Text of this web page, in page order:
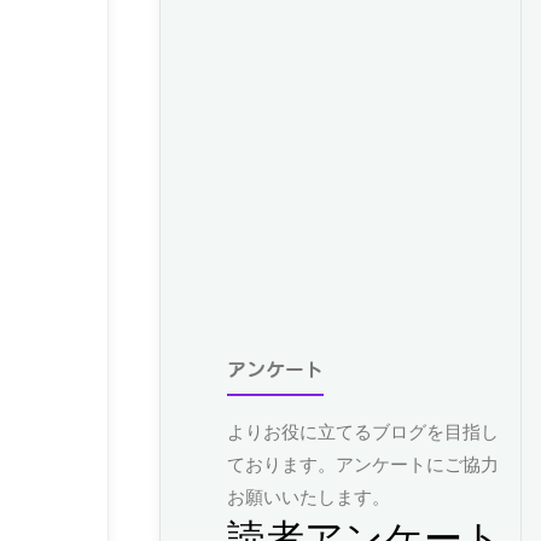
アンケート
よりお役に立てるブログを目指し
ております。アンケートにご協力
お願いいたします。